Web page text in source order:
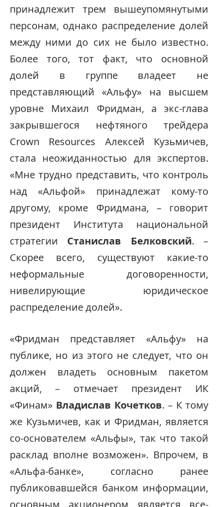
принадлежит трем вышеупомянутыми
персонам, однако распределение долей
между ними до сих не было известно.
Более того, тот факт, что основной
долей в группе владеет не
представляющий «Альфу» на высшем
уровне Михаил Фридман, а экс-глава
закрывшегося нефтяного трейдера
Crown Resources Алексей Кузьмичев,
стала неожиданностью для экспертов.
«Мне трудно представить, что контроль
над «Альфой» принадлежат кому-то
другому, кроме Фридмана, – говорит
президент Института национальной
стратегии Станислав Белковский. –
Скорее всего, существуют какие-то
неформальные договоренности,
нивелирующие юридическое
распределение долей».
«Фридман представляет «Альфу» на
публике, но из этого не следует, что он
должен владеть основным пакетом
акций, – отмечает президент ИК
«Финам» Владислав Кочетков. – К тому
же Кузьмичев, как и Фридман, является
со-основателем «Альфы», так что такой
расклад вполне возможен». Впрочем, в
«Альфа-банке», согласно ранее
публиковавшейся банком информации,